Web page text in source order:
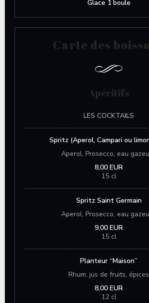
Glace 1 boule
Carte des
Apéritifs
LES COCKTAILS
Spritz (Aperol, Campari ou
Aperol, Prosecco, eau
8,00 EUR
15 cl
Spritz Saint Germain
Aperol, Prosecco, eau
9,00 EUR
15 cl
Planteur “Maison”
Rhum, jus de fruits, épices
8,00 EUR
12 cl